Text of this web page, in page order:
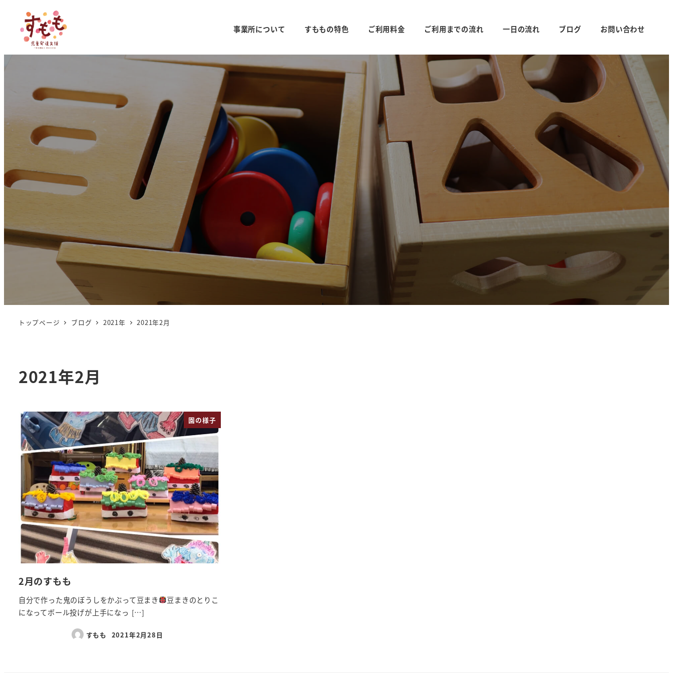
事業所について すももの特色 ご利用料金 ご利用までの流れ 一日の流れ ブログ お問い合わせ
トップページ ブログ 2021年 2021年2月
2021年2月
園の様子
2月のすもも
自分で作った鬼のぼうしをかぶって豆まき
豆まきのとりこ
になってボール投げが上手になっ […]
すもも 2021年2月28日